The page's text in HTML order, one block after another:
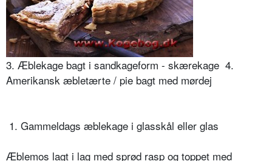
3. Æblekage bagt i sandkageform - skærekage 4.
Amerikansk æbletærte / pie bagt med mørdej
 1. Gammeldags æblekage i glasskål eller glas
Æblemos lagt i lag med sprød rasp og toppet med